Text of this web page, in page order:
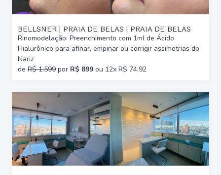
BELLSNER | PRAIA DE BELAS | PRAIA DE BELAS
Rinomodelação: Preenchimento com 1ml de Ácido
Hialurônico para afinar, empinar ou corrigir assimetrias do
Nariz
de R$ 1.599 por R$ 899 ou 12x R$ 74,92